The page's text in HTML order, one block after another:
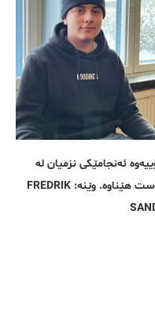
ئەنجامێکی نزمیان لە
لێکۆڵینەوەیەکی گەورەی نێودەوڵەتیدا بەدەست هێناوە. وێنە: FREDRIK